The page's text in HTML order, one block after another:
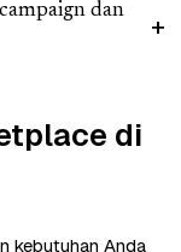
dan
di
kebutuhan Anda